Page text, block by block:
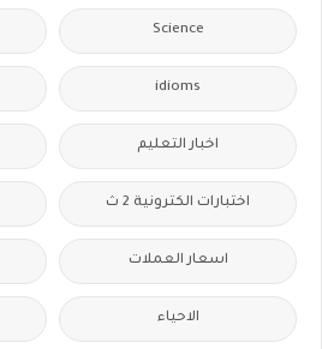
Science
idioms
اخبار التعليم
اختبارات الكترونية 2 ث
اسعار العملات
الاحياء